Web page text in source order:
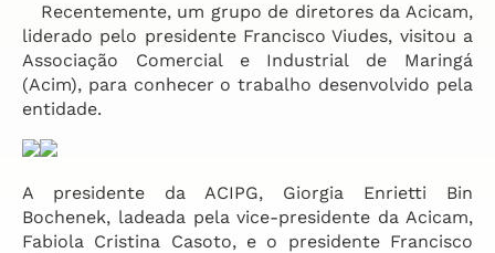
Recentemente, um grupo de diretores da Acicam,
liderado pelo presidente Francisco Viudes, visitou a
Associação Comercial e Industrial de Maringá
(Acim), para conhecer o trabalho desenvolvido pela
entidade.
A presidente da ACIPG, Giorgia Enrietti Bin
Bochenek, ladeada pela vice-presidente da Acicam,
Fabiola Cristina Casoto, e o presidente Francisco